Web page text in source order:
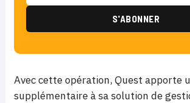
Avec cette opération, Quest apporte
supplémentaire à sa solution de